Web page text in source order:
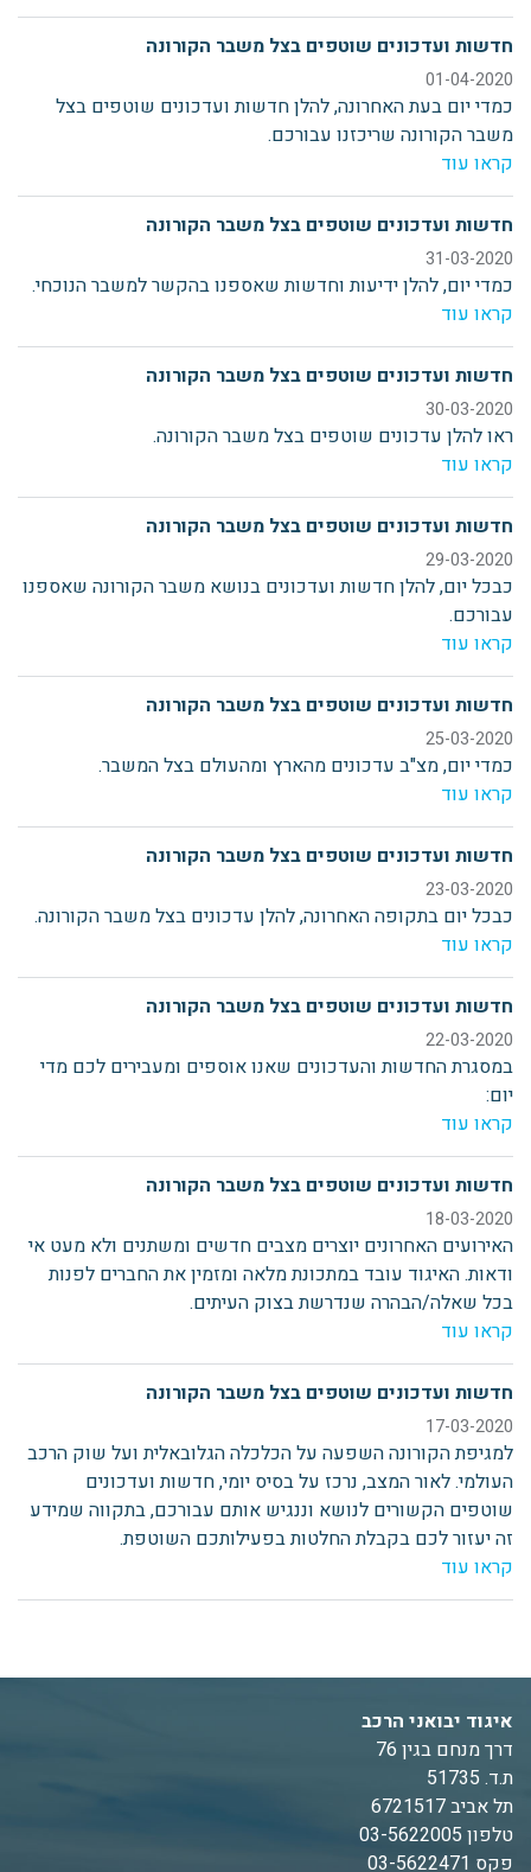
חדשות ועדכונים שוטפים בצל משבר הקורונה
01-04-2020
כמדי יום בעת האחרונה, להלן חדשות ועדכונים שוטפים בצל
משבר הקורונה שריכזנו עבורכם.
קראו עוד
חדשות ועדכונים שוטפים בצל משבר הקורונה
31-03-2020
כמדי יום, להלן ידיעות וחדשות שאספנו בהקשר למשבר הנוכחי.
קראו עוד
חדשות ועדכונים שוטפים בצל משבר הקורונה
30-03-2020
ראו להלן עדכונים שוטפים בצל משבר הקורונה.
קראו עוד
חדשות ועדכונים שוטפים בצל משבר הקורונה
29-03-2020
כבכל יום, להלן חדשות ועדכונים בנושא משבר הקורונה שאספנו
עבורכם.
קראו עוד
חדשות ועדכונים שוטפים בצל משבר הקורונה
25-03-2020
כמדי יום, מצ"ב עדכונים מהארץ ומהעולם בצל המשבר.
קראו עוד
חדשות ועדכונים שוטפים בצל משבר הקורונה
23-03-2020
כבכל יום בתקופה האחרונה, להלן עדכונים בצל משבר הקורונה.
קראו עוד
חדשות ועדכונים שוטפים בצל משבר הקורונה
22-03-2020
במסגרת החדשות והעדכונים שאנו אוספים ומעבירים לכם מדי
יום:
קראו עוד
חדשות ועדכונים שוטפים בצל משבר הקורונה
18-03-2020
האירועים האחרונים יוצרים מצבים חדשים ומשתנים ולא מעט אי
ודאות. האיגוד עובד במתכונת מלאה ומזמין את החברים לפנות
בכל שאלה/הבהרה שנדרשת בצוק העיתים.
קראו עוד
חדשות ועדכונים שוטפים בצל משבר הקורונה
17-03-2020
למגיפת הקורונה השפעה על הכלכלה הגלובאלית ועל שוק הרכב
העולמי. לאור המצב, נרכז על בסיס יומי, חדשות ועדכונים
שוטפים הקשורים לנושא וננגיש אותם עבורכם, בתקווה שמידע
זה יעזור לכם בקבלת החלטות בפעילותכם השוטפת.
קראו עוד
איגוד יבואני הרכב
דרך מנחם בגין 76
ת.ד. 51735
תל אביב 6721517
טלפון 03-5622005
פקס 03-5622471